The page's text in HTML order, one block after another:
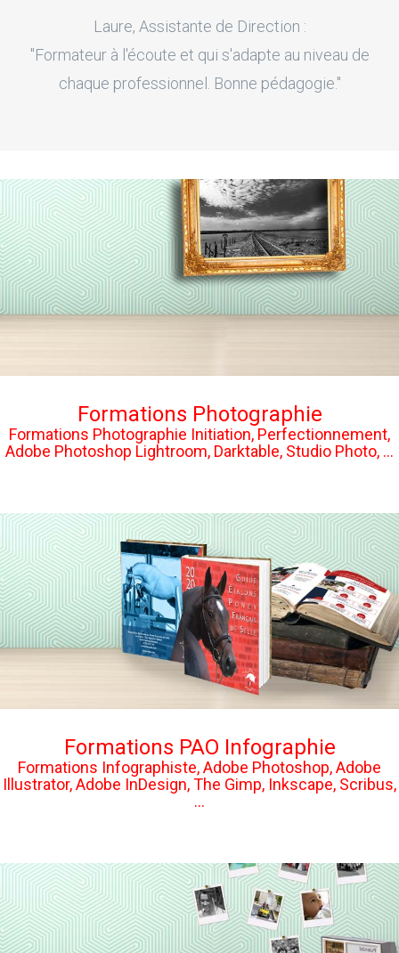
Laure, Assistante de Direction :
"Formateur à l'écoute et qui s'adapte au niveau de
chaque professionnel. Bonne pédagogie."
Formations Photographie
Formations Photographie Initiation, Perfectionnement,
Adobe Photoshop Lightroom, Darktable, Studio Photo, ...
Formations PAO Infographie
Formations Infographiste, Adobe Photoshop, Adobe
Illustrator, Adobe InDesign, The Gimp, Inkscape, Scribus,
...